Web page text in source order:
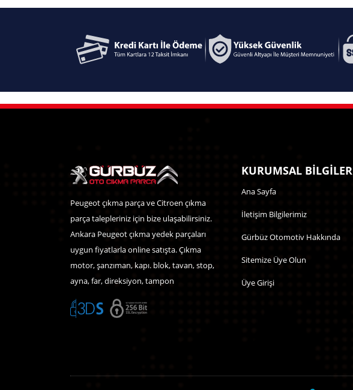
Peugeot çıkma parça ve Citroen çıkma
parça talepleriniz için bize ulaşabilirsiniz.
Ankara Peugeot çıkma yedek parçaları
uygun fiyatlarla online satışta. Çıkma
motor, şanzıman, kapı. blok, tavan, stop,
ayna, far, direksiyon, tampon
KURUMSAL BİLGİLER
Ana Sayfa
İletişim Bilgilerimiz
Gürbüz Otomotiv Hakkında
Sitemize Üye Olun
Üye Girişi